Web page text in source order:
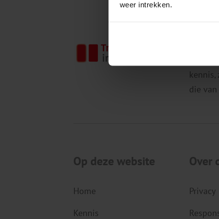
weer intrekken.
Het
die van
Op deze website
Home
Kennis
Over
Privacy